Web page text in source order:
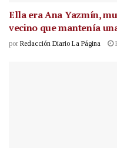
Ella era Ana Yazmín,
vecino que mantenía
por Redacción Diario La Página